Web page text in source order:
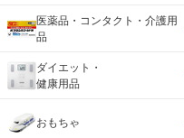
医薬品・コンタクト・介護用
品
ダイエット・
健康用品
おもちゃ